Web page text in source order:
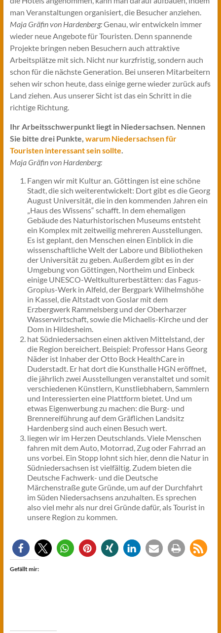
man Veranstaltungen organisiert, die Besucher anziehen.
Maja Gräfin von Hardenberg:Genau, wir entwickeln immer
wieder neue Angebote für Touristen. Denn spannende
Projekte bringen neben Besuchern auch attraktive
Arbeitsplätze mit sich. Nicht nur kurzfristig, sondern auch
schon für die nächste Generation. Bei unseren Mitarbeitern
sehen wir schon heute, dass einige gerne wieder zurück aufs
Land ziehen. Aus unserer Sicht ist das ein Schritt in die
richtige Richtung.
Ihr Arbeitsschwerpunkt liegt in Niedersachsen. Nennen
Sie bitte drei Punkte, warum Niedersachsen für
Touristen interessant sein sollte
Maja Gräfin von Hardenberg:
Fangen wir mit Kultur an. Göttingen ist eine schöne
Stadt, die sich weiterentwickelt: Dort gibt es die Georg
August Universität, die in den kommenden Jahren ein
„Haus des Wissens“ schafft. In dem ehemaligen
Gebäude des Naturhistorischen Museums entsteht
ein Komplex mit zeitweilig mehreren Ausstellungen.
Es ist geplant, den Menschen einen Einblick in die
wissenschaftliche Welt der Labore und Bibliotheken
der Universität zu geben. Außerdem gibt es in der
Umgebung von Göttingen, Northeim und Einbeck
einige UNESCO-Weltkulturerbestätten: das Fagus-
Gropius-Werk in Alfeld, der Bergpark Wilhelmshöhe
in Kassel, die Altstadt von Goslar mit dem
Erzbergwerk Rammelsberg und der Oberharzer
Wasserwirtschaft, sowie die Michaelis-Kirche und der
Dom in Hildesheim.
hat Südniedersachsen einen aktiven Mittelstand, der
die Region bereichert. Beispiel: Professor Hans Georg
Näder ist Inhaber der Otto Bock HealthCare in
Duderstadt. Er hat dort die Kunsthalle HGN eröffnet,
die jährlich zwei Ausstellungen veranstaltet und somit
verschiedenen Künstlern, Kunstliebhabern, Sammlern
und Interessierten eine Plattform bietet. Und um
etwas Eigenwerbung zu machen: die Burg- und
Brennereiführung auf dem Gräflichen Landsitz
Hardenberg sind auch einen Besuch wert.
liegen wir im Herzen Deutschlands. Viele Menschen
fahren mit dem Auto, Motorrad, Zug oder Fahrrad an
uns vorbei. Ein Stopp lohnt sich hier, denn die Natur in
Südniedersachsen ist vielfältig. Zudem bieten die
Deutsche Fachwerk- und die Deutsche
Märchenstraße gute Gründe, um auf der Durchfahrt
im Süden Niedersachsens anzuhalten. Es sprechen
also viel mehr als nur drei Gründe dafür, als Tourist in
unsere Region zu kommen.
Gefällt mir: